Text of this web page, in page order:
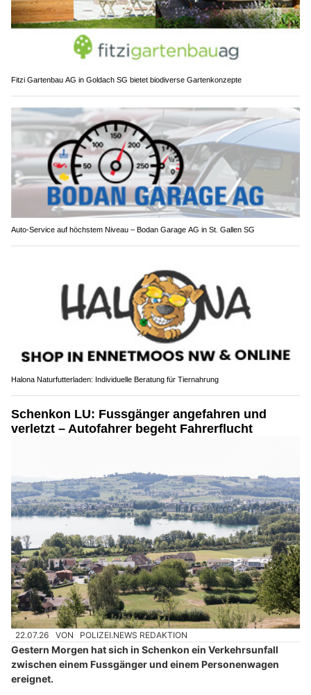
Fitzi Gartenbau AG in Goldach SG bietet biodiverse Gartenkonzepte
Auto-Service auf höchstem Niveau – Bodan Garage AG in St. Gallen SG
Halona Naturfutterladen: Individuelle Beratung für Tiernahrung
Schenkon LU: Fussgänger angefahren und
verletzt – Autofahrer begeht Fahrerflucht
22.07.26 VON POLIZEI.NEWS REDAKTION
Gestern Morgen hat sich in Schenkon ein Verkehrsunfall
zwischen einem Fussgänger und einem Personenwagen
ereignet.